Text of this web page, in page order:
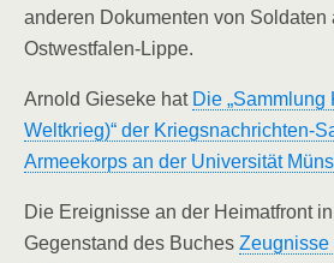
anderen Dokumenten von Soldaten
Ostwestfalen-Lippe.
Arnold Gieseke hat Die „Sammlung
Weltkrieg)“ der Kriegsnachrichten-
Armeekorps an der Universität
Die Ereignisse an der Heimatfront
Gegenstand des Buches Zeugnisse